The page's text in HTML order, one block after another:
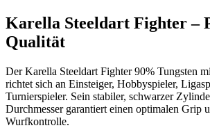
Karella Steeldart Fighter –
Qualität
Der Karella Steeldart Fighter 90% Tungsten
richtet sich an Einsteiger, Hobbyspieler,
Turnierspieler. Sein stabiler, schwarzer
Durchmesser garantiert einen optimalen Grip
Wurfkontrolle.